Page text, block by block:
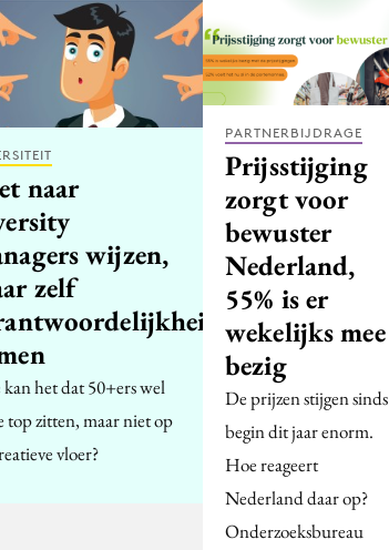
naar
wijzen,
zelf
het dat 50+ers wel
top zitten, maar niet op
vloer?
PARTNERBIJDRAGE
Prijsstijging
zorgt voor
bewuster
Nederland,
55% is er
wekelijks mee
bezig
De prijzen stijgen sinds
begin dit jaar enorm.
Hoe reageert
Nederland daar op?
Onderzoeksbureau